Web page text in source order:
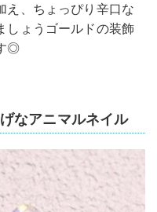
え、ちょっぴり辛口な
しょうゴールドの装飾
◎
なアニマルネイル